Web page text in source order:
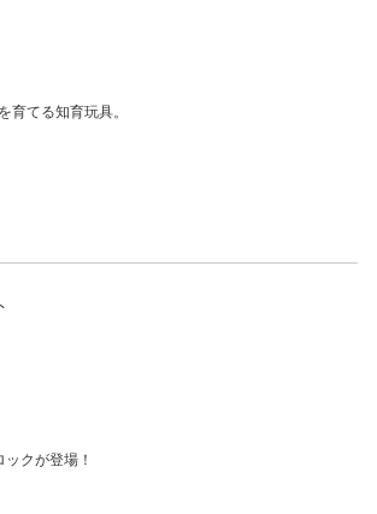
育てる知育玩具。
クが登場！